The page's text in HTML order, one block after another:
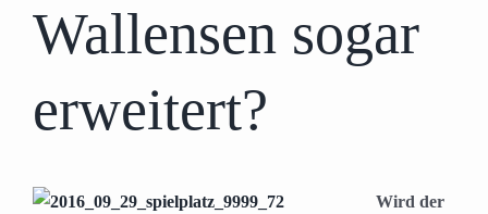
Wallensen sogar
erweitert?
Wird der